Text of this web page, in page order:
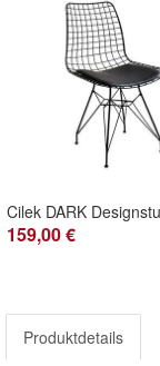
Cilek DARK
159,00 €
Produktdetails